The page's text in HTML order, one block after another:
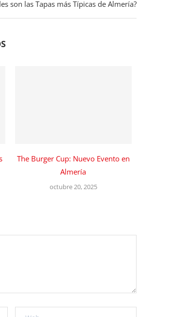
son las Tapas más Típicas de Almería?
The Burger Cup: Nuevo Evento en
Almería
octubre 20, 2025